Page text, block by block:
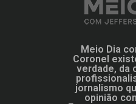
Meio Dia
Coronel
verdade, da
jornalismo
opinião